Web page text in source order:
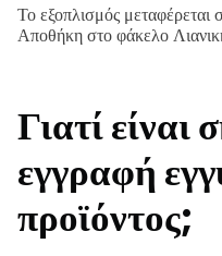
Το εξοπλισμός μεταφέρεται
Αποθήκη στο φάκελο
Γιατί είναι
εγγραφή
προϊόντος;